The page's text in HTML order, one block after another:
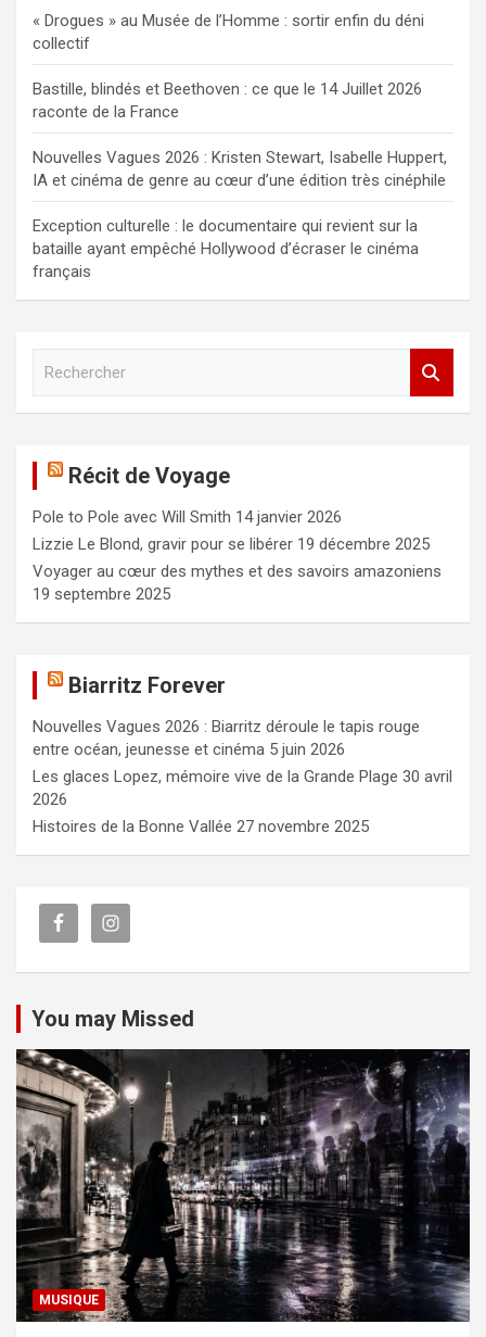
« Drogues » au Musée de l’Homme : sortir enfin du déni
collectif
Bastille, blindés et Beethoven : ce que le 14 Juillet 2026
raconte de la France
Nouvelles Vagues 2026 : Kristen Stewart, Isabelle Huppert,
IA et cinéma de genre au cœur d’une édition très cinéphile
Exception culturelle : le documentaire qui revient sur la
bataille ayant empêché Hollywood d’écraser le cinéma
français
c
h
e
r
Récit de Voyage
Pole to Pole avec Will Smith 14 janvier 2026
Lizzie Le Blond, gravir pour se libérer 19 décembre 2025
Voyager au cœur des mythes et des savoirs amazoniens
19 septembre 2025
Biarritz Forever
Nouvelles Vagues 2026 : Biarritz déroule le tapis rouge
entre océan, jeunesse et cinéma 5 juin 2026
Les glaces Lopez, mémoire vive de la Grande Plage 30 avril
2026
Histoires de la Bonne Vallée 27 novembre 2025
You may Missed
MUSIQUE